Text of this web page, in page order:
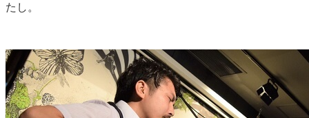
たし。